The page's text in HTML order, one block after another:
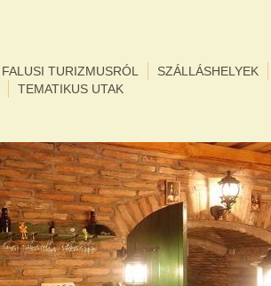
FALUSI TURIZMUSRÓL SZÁLLÁSHELYEK
TEMATIKUS UTAK